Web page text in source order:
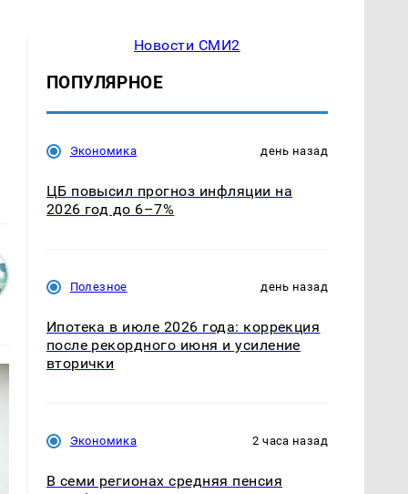
Новости СМИ2
ПОПУЛЯРНОЕ
Экономика день назад
ЦБ повысил прогноз инфляции на
2026 год до 6–7%
Полезное день назад
Ипотека в июле 2026 года: коррекция
после рекордного июня и усиление
вторички
Экономика 2 часа назад
В семи регионах средняя пенсия